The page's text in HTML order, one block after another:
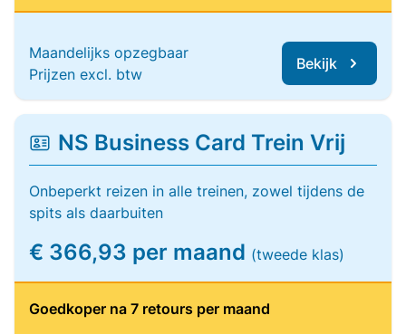
Maandelijks opzegbaar
Prijzen excl. btw
Bekijk
NS Business Card Trein Vrij
Onbeperkt reizen in alle treinen, zowel tijdens de
spits als daarbuiten
€ 366,93 per maand (tweede klas)
Goedkoper na 7 retours per maand